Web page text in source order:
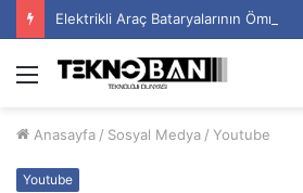
Elektrikli Araç Bataryalarının Ömrü
Menü
Anasayfa / Sosyal Medya / Youtube
Youtube